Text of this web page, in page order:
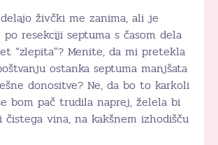
živčki me zanima, ali je
po resekciji septuma s časom dela
“zlepita”? Menite, da mi pretekla
ostanka septuma manjšata
donositve? Ne, da bo to karkoli
bom pač trudila naprej, želela bi
vina, na kakšnem izhodišču